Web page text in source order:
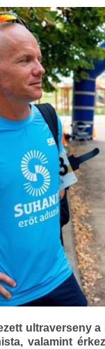
ultraverseny
valamint